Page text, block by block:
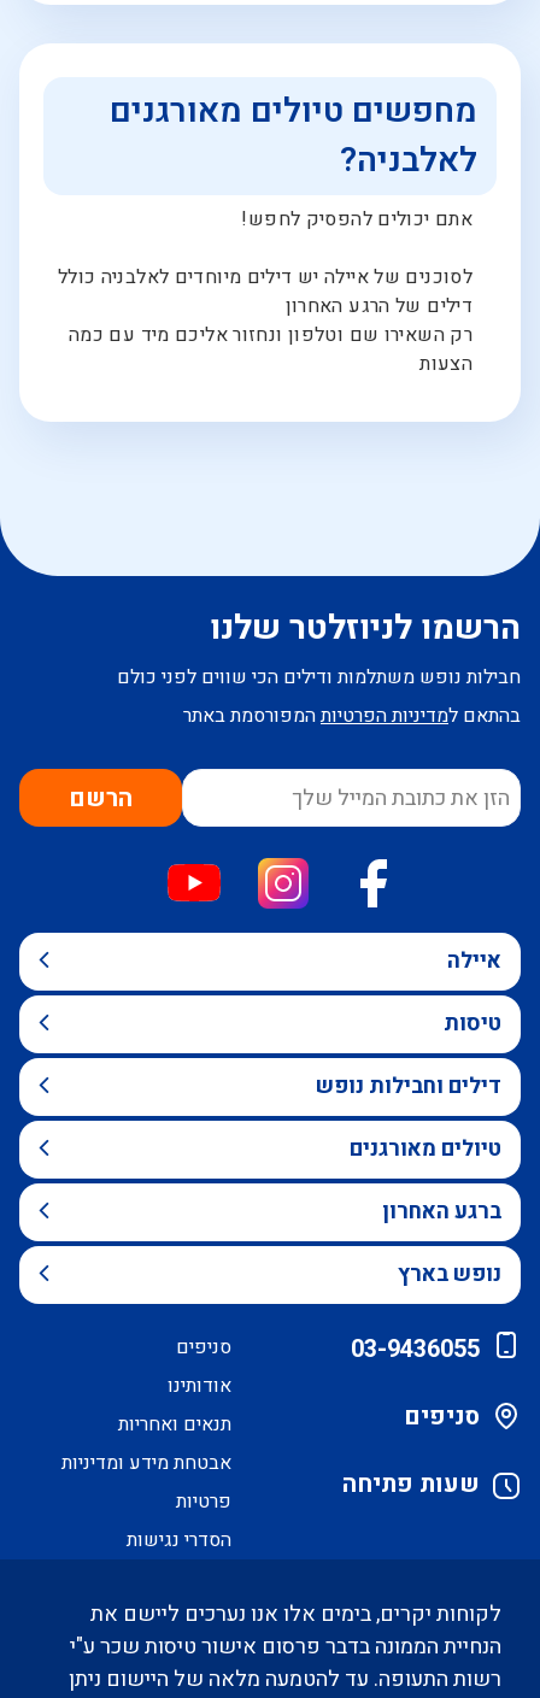
מחפשים טיולים מאורגנים
לאלבניה?
אתם יכולים להפסיק לחפש!
לסוכנים של איילה יש דילים מיוחדים לאלבניה כולל
דילים של הרגע האחרון
רק השאירו שם וטלפון ונחזור אליכם מיד עם כמה
הצעות
הרשמו לניוזלטר שלנו
חבילות נופש משתלמות ודילים הכי שווים לפני כולם
בהתאם למדיניות הפרטיותהמפורסמת באתר
הרשם
איילה
טיסות
דילים וחבילות נופש
טיולים מאורגנים
ברגע האחרון
נופש בארץ
03-9436055
סניפים
שעות פתיחה
סניפים
אודותינו
תנאים ואחריות
אבטחת מידע ומדיניות
פרטיות
הסדרי נגישות
לקוחות יקרים, בימים אלו אנו נערכים ליישם את
הנחיית הממונה בדבר פרסום אישור טיסות שכר ע"י
רשות התעופה. עד להטמעה מלאה של היישום ניתן